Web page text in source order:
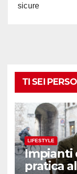
sicure
TI SEI PERSO
LIFESTYLE
Impianti
pratica